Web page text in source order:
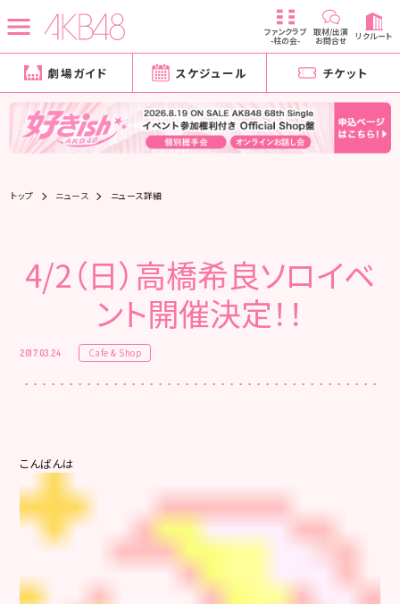
ファンクラブ
-柱の会-
取材/出演
お問合せ リクルート
劇場ガイド スケジュール チケット
トップ ニュース ニュース詳細
4/2（日）高橋希良ソロイベ
ント開催決定！！
2017.03.24 Cafe & Shop
こんばんは